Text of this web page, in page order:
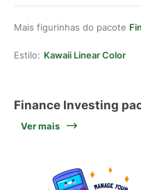
Mais figurinhas do pacote
Estilo: Kawaii Linear Color
Finance Investing
Ver mais